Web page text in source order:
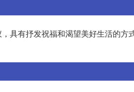
具有抒发祝福和渴望美好生活的